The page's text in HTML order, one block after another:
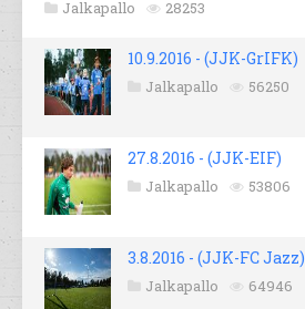
Jalkapallo 28253
10.9.2016 - (JJK-GrIFK)
Jalkapallo 56250
27.8.2016 - (JJK-EIF)
Jalkapallo 53806
3.8.2016 - (JJK-FC Jazz)
Jalkapallo 64946